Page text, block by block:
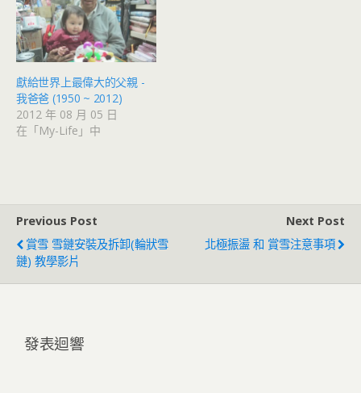
獻給世界上最偉大的父親 -
我爸爸 (1950 ~ 2012)
2012 年 08 月 05 日
在「My-Life」中
Previous Post
賞雪 雪鏈安裝及拆卸(輪狀雪
鏈) 教學影片
Next Post
北極振盪 和 賞雪注意事項
發表迴響